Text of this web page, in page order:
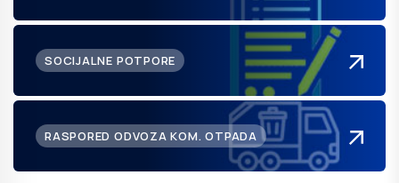
SOCIJALNE POTPORE
RASPORED ODVOZA KOM. OTPADA